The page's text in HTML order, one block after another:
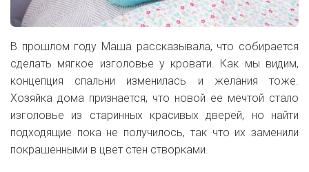
В прошлом году Маша рассказывала, что собирается
сделать мягкое изголовье у кровати. Как мы видим,
концепция спальни изменилась и желания тоже.
Хозяйка дома признается, что новой ее мечтой стало
изголовье из старинных красивых дверей, но найти
подходящие пока не получилось, так что их заменили
покрашенными в цвет стен створками.